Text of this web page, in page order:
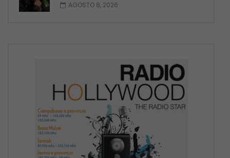
AGOSTO 8, 2026